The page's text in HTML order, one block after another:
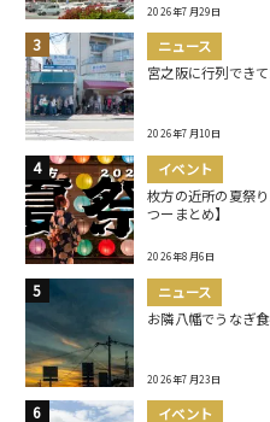
2026年7月29日
ニュース
宮之阪に行列でき
2026年7月10日
イベント
枚方の近所の夏祭
つーまとめ】
2026年8月6日
ニュース
お隣八幡でうなぎ
2026年7月23日
イベント